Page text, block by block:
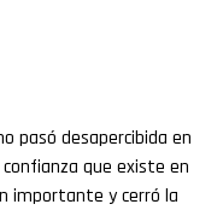
pasó desapercibida en
confianza que existe en
importante y cerró la